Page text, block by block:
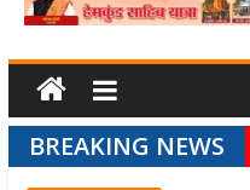
BREAKING NEWS